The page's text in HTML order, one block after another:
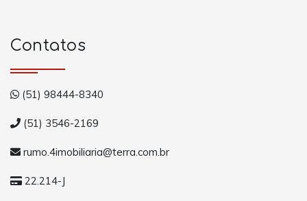
Contatos
(51) 98444-8340
(51) 3546-2169
rumo.4imobiliaria@terra.com.br
22.214-J